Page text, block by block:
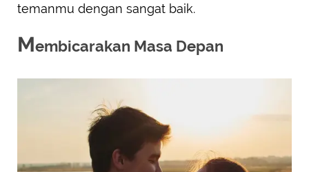
temanmu dengan sangat baik.
Membicarakan Masa Depan